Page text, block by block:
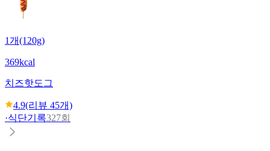
1개(120g)
369kcal
치즈핫도그
4.9(리뷰 45개)
·식단기록327회